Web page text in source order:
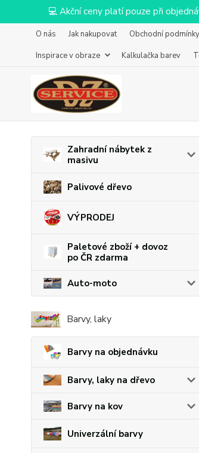
💻 Akční ceny platí pouze při
O nás Jak nakupovat Obchodní podmínky
Inspirace v obraze
Kalkulačka barev
Zahradní nábytek z
masivu
Palivové dřevo
VÝPRODEJ
Paletové zboží + dovoz
po ČR zdarma
Auto-moto
Barvy, laky
Barvy na objednávku
Barvy, laky na dřevo
Barvy na kov
Univerzální barvy